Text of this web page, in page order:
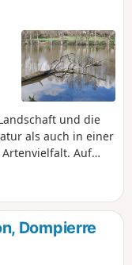
und die
als auch in einer
Auf
mit Teichen
Markierung des
in Richtung Punkt
Dompierre